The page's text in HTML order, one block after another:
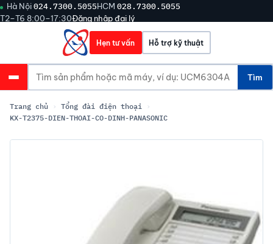
Hà Nội024.7300.5055HCM 028.7300.5055
T2–T6 8:00–17:30Đăng nhập đại lý
Hẹn tư vấn Hỗ trợ kỹ thuật
Tìm
Trang chủ › Tổng đài điện thoại
›
KX-T2375-DIEN-THOAI-CO-DINH-PANASONIC